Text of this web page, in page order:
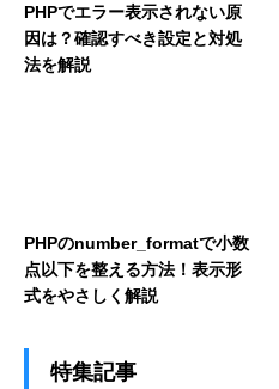
PHPでエラー表示されない原
因は？確認すべき設定と対処
法を解説
PHPのnumber_formatで小数
点以下を整える方法！表示形
式をやさしく解説
特集記事